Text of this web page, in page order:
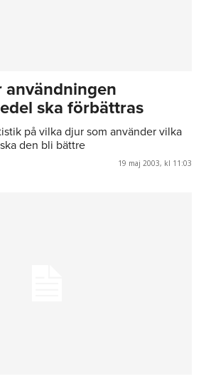
användningen
ska förbättras
på vilka djur som använder vilka
den bli bättre
19 maj 2003, kl 11:03